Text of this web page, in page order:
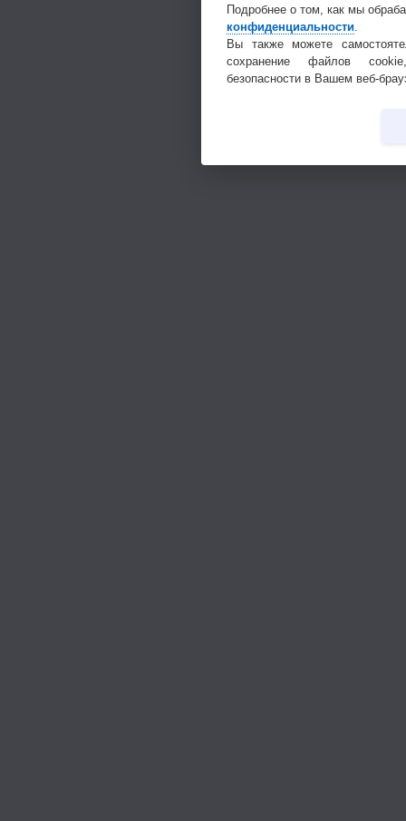
Подробнее о том, как мы
конфиденциальности
Вы также можете
сохранение файлов
безопасности в Вашем веб-